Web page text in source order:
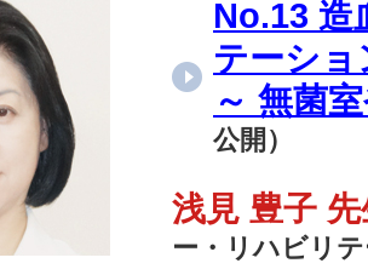
No.13 造
テーショ
～ 無菌
公開）
浅見 豊子
ー・リハビリ